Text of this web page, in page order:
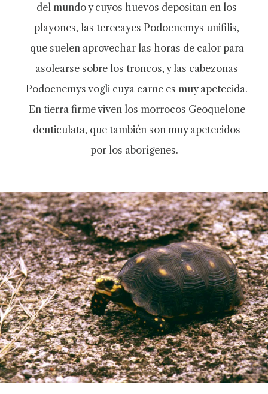
del mundo y cuyos huevos depositan en los
playones, las terecayes Podocnemys unifilis,
que suelen aprovechar las horas de calor para
asolearse sobre los troncos, y las cabezonas
Podocnemys vogli cuya carne es muy apetecida.
En tierra firme viven los morrocos Geoquelone
denticulata, que también son muy apetecidos
por los aborígenes.